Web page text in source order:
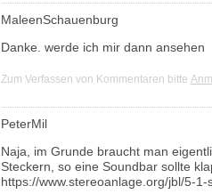
MaleenSchauenburg
Danke. werde ich mir dann ansehen
Zum Verfassen von Kommentaren bitte
PeterMil
Naja, im Grunde braucht man
Steckern, so eine Soundbar sollte
https://www.stereoanlage.org/jbl/5-1-